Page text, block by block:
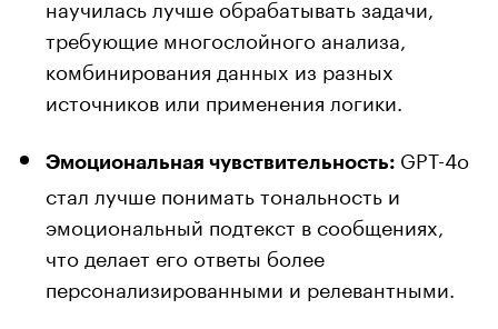
научилась лучше обрабатывать задачи,
требующие многослойного анализа,
комбинирования данных из разных
источников или применения логики.
Эмоциональная чувствительность: GPT-4o
стал лучше понимать тональность и
эмоциональный подтекст в сообщениях,
что делает его ответы более
персонализированными и релевантными.